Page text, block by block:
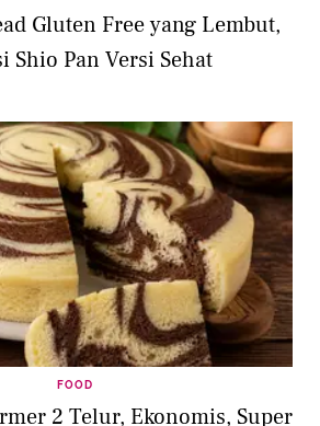
Gluten Free yang Lembut,
Shio Pan Versi Sehat
FOOD
2 Telur, Ekonomis, Super